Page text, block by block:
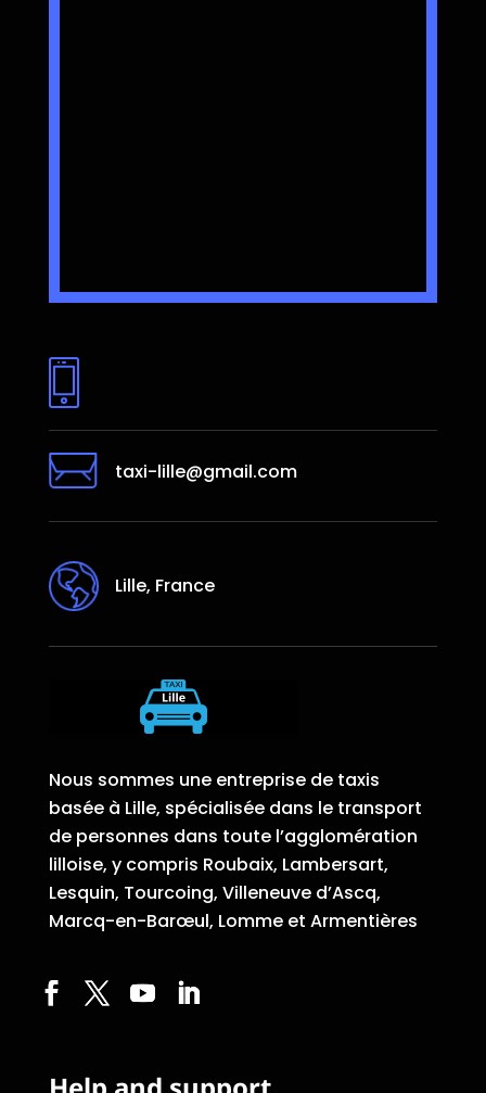
taxi-lille@gmail.com
Lille, France
Nous sommes une entreprise de taxis
basée à Lille, spécialisée dans le transport
de personnes dans toute l’agglomération
lilloise, y compris Roubaix, Lambersart,
Lesquin, Tourcoing, Villeneuve d’Ascq,
Marcq-en-Barœul, Lomme et Armentières